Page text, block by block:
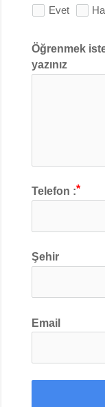
Evet
Öğrenmek
yazınız
Telefon :
Şehir
Email